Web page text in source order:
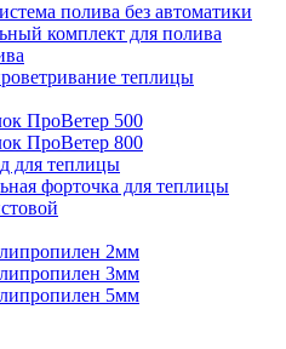
полива без автоматики
комплект для полива
теплицы
ПроВетер 500
ПроВетер 800
для теплицы
форточка для теплицы
2мм
3мм
5мм